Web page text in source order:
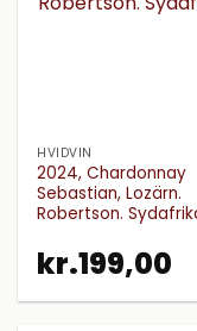
HVIDVIN
2024, Chardonnay
Sebastian, Lozärn.
Robertson.
kr.199,00